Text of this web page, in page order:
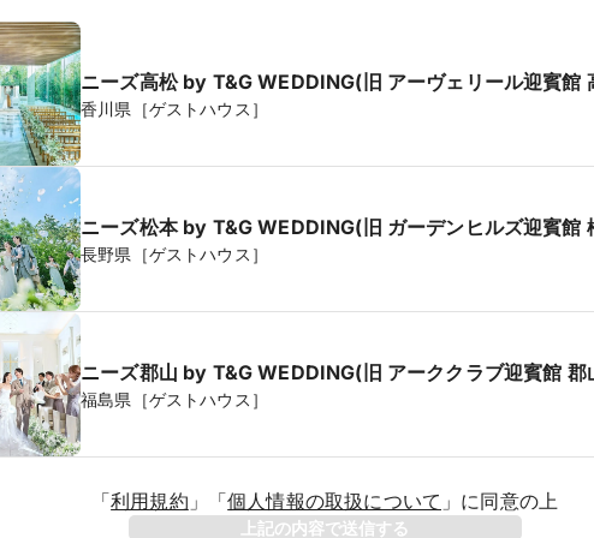
ニーズ高松 by T&G WEDDING(旧 アーヴェリール迎賓館
香川県［ゲストハウス］
ニーズ松本 by T&G WEDDING(旧 ガーデンヒルズ迎賓館
長野県［ゲストハウス］
ニーズ郡山 by T&G WEDDING(旧 アーククラブ迎賓館 郡
福島県［ゲストハウス］
「利用規約 」 「個人情報の取扱について 」 に同意の上
上記の内容で送信する